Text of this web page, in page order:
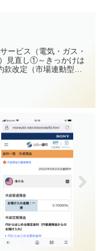
ービス（電気・ガス・
見直し①～きっかけは
款改定（市場連動型プ